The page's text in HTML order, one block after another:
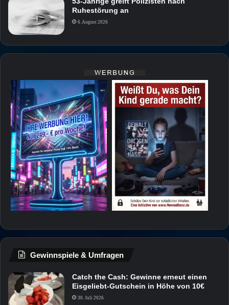
Ruhestörung an
6. August 2026
Gewinnspiele & Umfragen
Catch the Cash: Gewinne erneut einen
Eisgeliebt-Gutschein in Höhe von 10€
30. Juli 2026